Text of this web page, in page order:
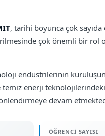
, tarihi boyunca çok sayıda
çok önemli bir rol
endüstrilerinin
enerji
devam
ÖĞRENCI SAYISI